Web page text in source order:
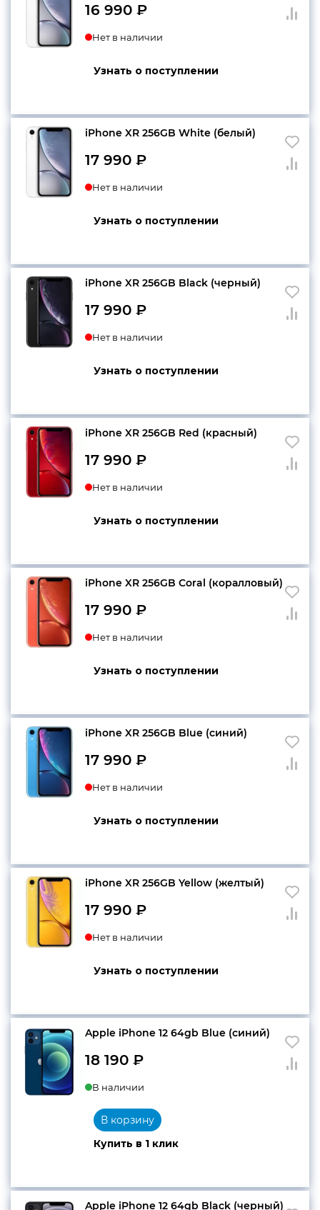
16 990 ₽
Нет в наличии
Узнать о поступлении
iPhone XR 256GB White (белый)
17 990 ₽
Нет в наличии
Узнать о поступлении
iPhone XR 256GB Black (черный)
17 990 ₽
Нет в наличии
Узнать о поступлении
iPhone XR 256GB Red (красный)
17 990 ₽
Нет в наличии
Узнать о поступлении
iPhone XR 256GB Coral (коралловый)
17 990 ₽
Нет в наличии
Узнать о поступлении
iPhone XR 256GB Blue (синий)
17 990 ₽
Нет в наличии
Узнать о поступлении
iPhone XR 256GB Yellow (желтый)
17 990 ₽
Нет в наличии
Узнать о поступлении
Apple iPhone 12 64gb Blue (синий)
18 190 ₽
В наличии
Купить в 1 клик
В корзину
Apple iPhone 12 64gb Black (черный)